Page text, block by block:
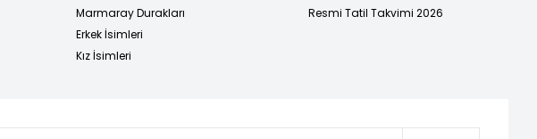
Marmaray Durakları
Erkek İsimleri
Kız İsimleri
Resmi Tatil Takvimi 2026